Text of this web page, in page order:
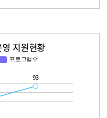
지원현황